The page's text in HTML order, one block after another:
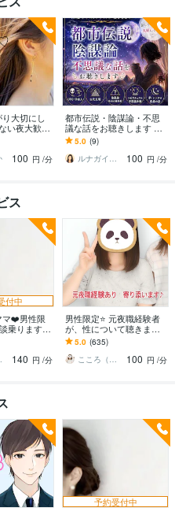
大切にし
い夜大歓迎
寝れない
100 円 /分
都市伝説・陰謀論・不思
議な話をお聴きします ☘️
周りに話しづらい話題も
気軽にどうぞ☘️
5.0 (9)
ルナガイド✦ 結月 Yuzuki
100 円 /分
ス
付中
マ❤️男性限
乗ります
せんか❤️
。
♡
140 円 /分
男性限定⭐️ 元夜職経験者
が、性について聴きます
性のお悩みや好きな趣
味…安心して打ち明けて
ねʕ•ᴥ•ʔ
5.0 (635)
こころ（＾_＾）
100 円 /分
予約受付中